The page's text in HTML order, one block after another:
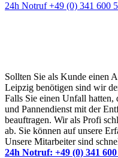
24h Notruf +49 (0) 341 600
Sollten Sie als Kunde einen
Leipzig benötigen sind wir
Falls Sie einen Unfall hatten,
und Pannendienst mit der
beauftragen. Wir als Profi
ab. Sie können auf unsere
Unsere Mitarbeiter sind
24h Notruf: +49 (0) 341 600